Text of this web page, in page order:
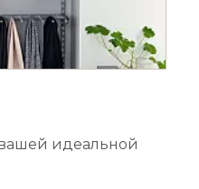
идеальной